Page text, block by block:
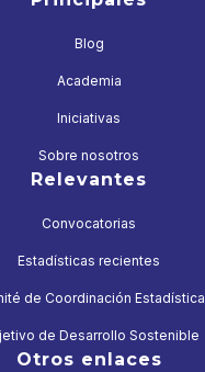
Blog
Academia
Iniciativas
Sobre nosotros
Relevantes
Convocatorias
Estadísticas recientes
de Coordinación Estadística
de Desarrollo Sostenible
Otros enlaces